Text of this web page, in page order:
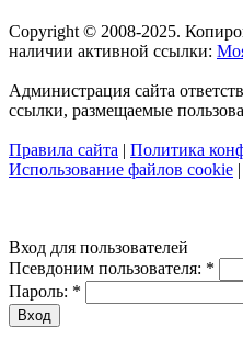
Copyright © 2008-2025.
наличии активной ссылки:
Администрация сайта
ссылки, размещаемые
Правила сайта | Политика
Использование файлов cookie |
Вход для пользователей
Псевдоним пользователя: *
Пароль: *